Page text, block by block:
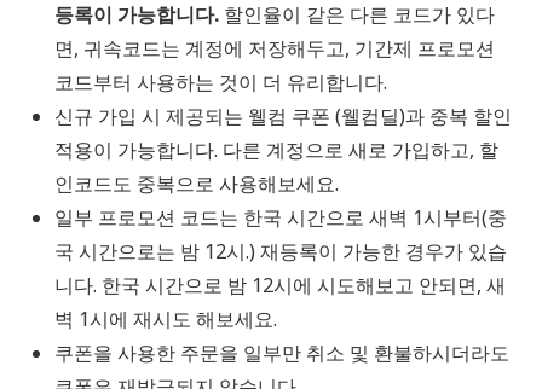
등록이 가능합니다. 할인율이 같은 다른 코드가 있다
면, 귀속코드는 계정에 저장해두고, 기간제 프로모션
코드부터 사용하는 것이 더 유리합니다.
신규 가입 시 제공되는 웰컴 쿠폰 (웰컴딜)과 중복 할인
적용이 가능합니다. 다른 계정으로 새로 가입하고, 할
인코드도 중복으로 사용해보세요.
일부 프로모션 코드는 한국 시간으로 새벽 1시부터(중
국 시간으로는 밤 12시.) 재등록이 가능한 경우가 있습
니다. 한국 시간으로 밤 12시에 시도해보고 안되면, 새
벽 1시에 재시도 해보세요.
쿠폰을 사용한 주문을 일부만 취소 및 환불하시더라도